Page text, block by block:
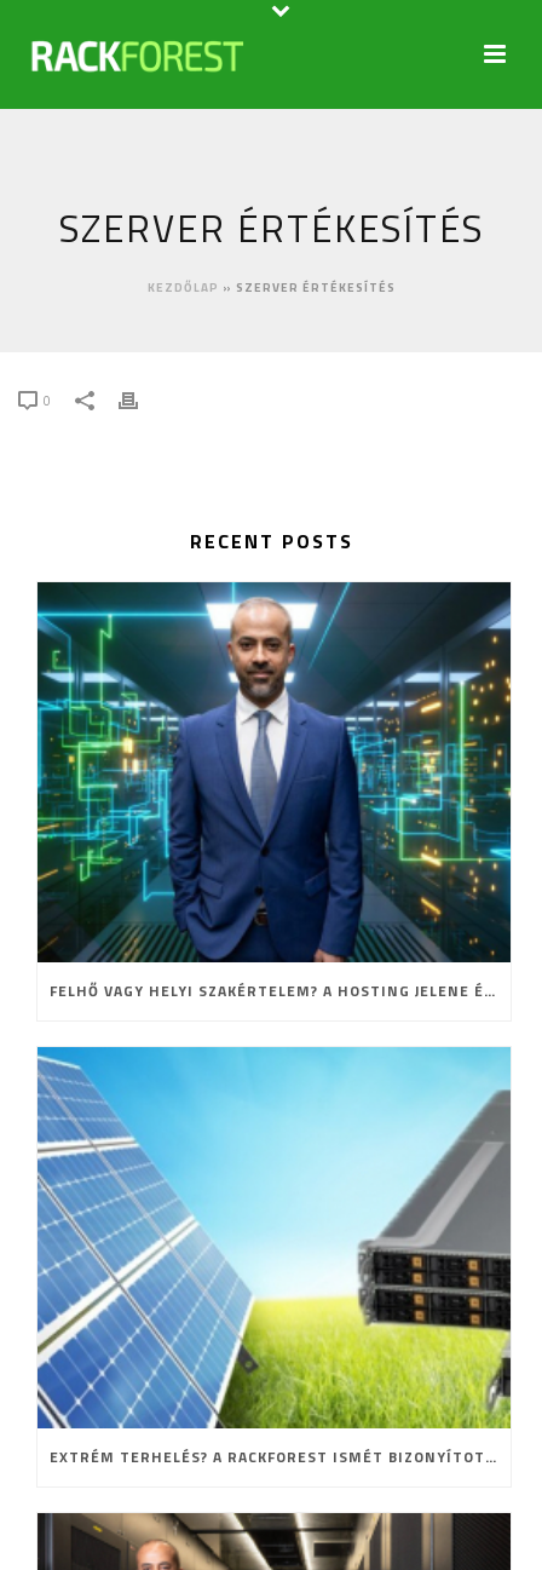
SZERVER ÉRTÉKESÍTÉS
KEZDŐLAP » SZERVER ÉRTÉKESÍTÉS
0
RECENT POSTS
FELHŐ VAGY HELYI SZAKÉRTELEM? A HOSTING JELENE ÉS JÖVŐJE
EXTRÉM TERHELÉS? A RACKFOREST ISMÉT BIZONYÍTOTT!